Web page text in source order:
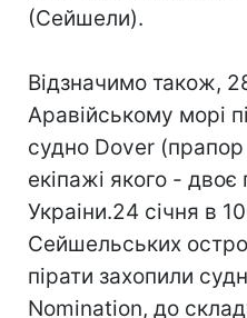
(Сейшели).
Відзначимо також,
Аравійському морі
судно Dover
екіпажі якого -
Украіни.24 січня в
Сейшельських
пірати захопили
Nomination, до